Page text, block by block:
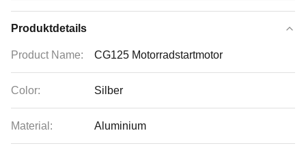
Produktdetails
Product Name: CG125 Motorradstartmotor
Color: Silber
Material: Aluminium